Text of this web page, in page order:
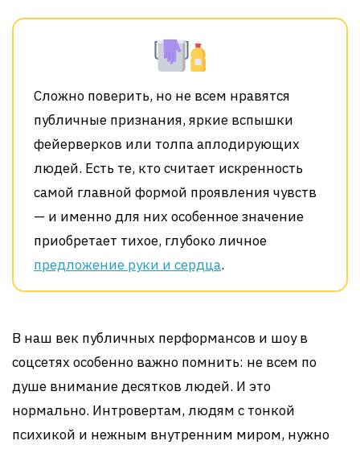
Сложно поверить, но не всем нравятся
публичные признания, яркие вспышки
фейерверков или толпа аплодирующих
людей. Есть те, кто считает искренность
самой главной формой проявления чувств
— и именно для них особенное значение
приобретает тихое, глубоко личное
предложение руки и сердца.
В наш век публичных перформансов и шоу в
соцсетях особенно важно помнить: не всем по
душе внимание десятков людей. И это
нормально. Интровертам, людям с тонкой
психикой и нежным внутренним миром, нужно